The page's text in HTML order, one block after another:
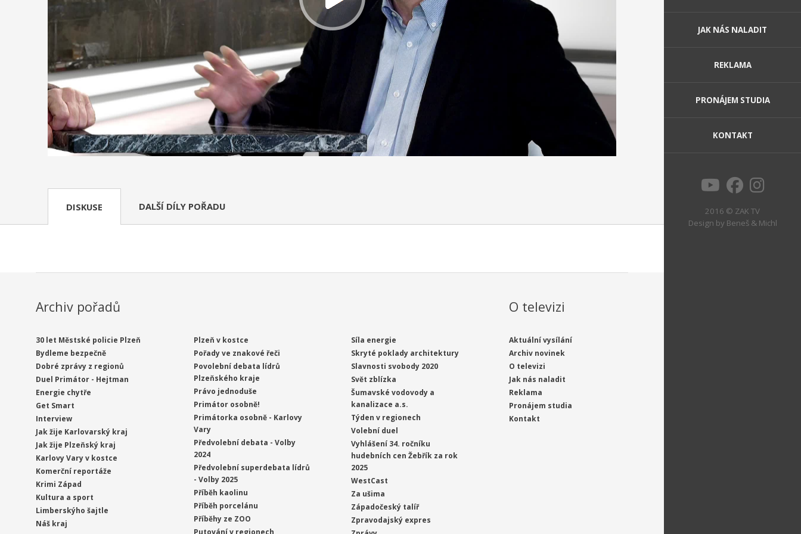
JAK NÁS NALADIT
REKLAMA
PRONÁJEM STUDIA
KONTAKT
2016 © ZAK TV
Design by Beneš & Michl
DISKUSE DALŠÍ DÍLY POŘADU
Archiv pořadů
30 let Městské policie Plzeň
Bydleme bezpečně
Dobré zprávy z regionů
Duel Primátor - Hejtman
Energie chytře
Get Smart
Interview
Jak žije Karlovarský kraj
Jak žije Plzeňský kraj
Karlovy Vary v kostce
Komerční reportáže
Krimi Západ
Kultura a sport
Limberskýho šajtle
Náš kraj
Plzeň v kostce
Pořady ve znakové řeči
Povolební debata lídrů
Plzeňského kraje
Právo jednoduše
Primátor osobně!
Primátorka osobně - Karlovy
Vary
Předvolební debata - Volby
2024
Předvolební superdebata lídrů
- Volby 2025
Příběh kaolinu
Příběh porcelánu
Příběhy ze ZOO
Síla energie
Skryté poklady architektury
Slavnosti svobody 2020
Svět zblízka
Šumavské vodovody a
kanalizace a.s.
Týden v regionech
Volební duel
Vyhlášení 34. ročníku
hudebních cen Žebřík za rok
2025
WestCast
Za ušima
Západočeský talíř
Zpravodajský expres
O televizi
Aktuální vysílání
Archiv novinek
O televizi
Jak nás naladit
Reklama
Pronájem studia
Kontakt